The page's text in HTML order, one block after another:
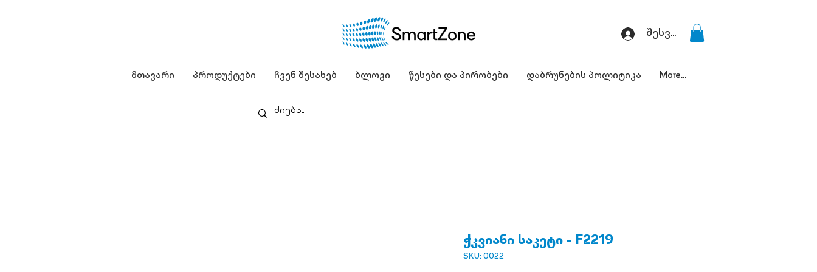
მთავარი პროდუქტები ჩვენ შესახებ ბლოგი წესები და პირობები დაბრუნების პოლიტიკა More...
შესვლა
ჭკვიანი საკეტი - F2219
SKU: 0022